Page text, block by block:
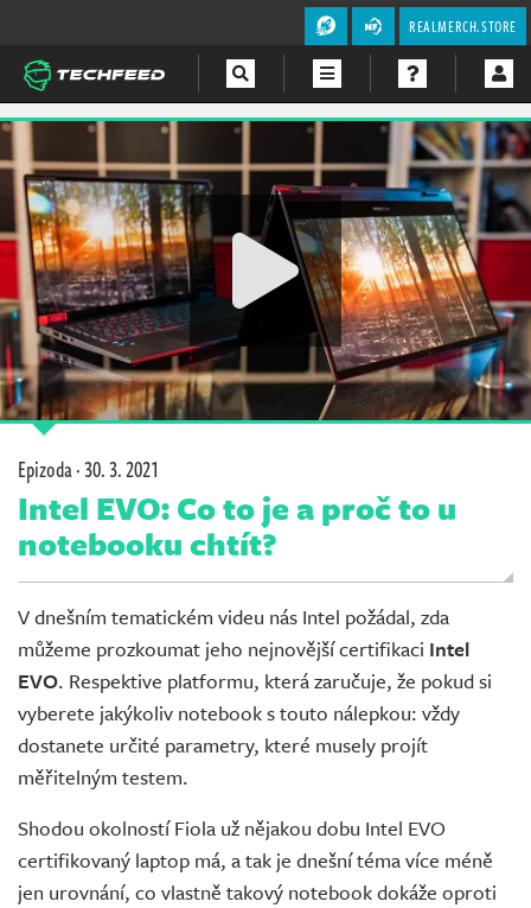
REALMERCH.STORE
Magazín
Videa
Soutěže
Epizoda ·30. 3. 2021
Intel EVO: Co to je a proč to u
notebooku chtít?
V dnešním tematickém videu nás Intel požádal, zda
můžeme prozkoumat jeho nejnovější certifikaci Intel
EVO. Respektive platformu, která zaručuje, že pokud si
vyberete jakýkoliv notebook s touto nálepkou: vždy
dostanete určité parametry, které musely projít
měřitelným testem.
Shodou okolností Fiola už nějakou dobu Intel EVO
certifikovaný laptop má, a tak je dnešní téma více méně
jen urovnání, co vlastně takový notebook dokáže oproti